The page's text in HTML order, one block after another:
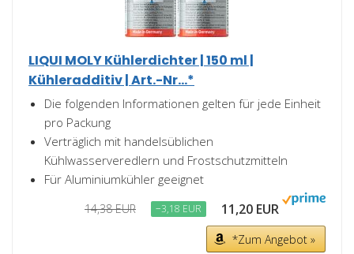
LIQUI MOLY Kühlerdichter | 150 ml |
Kühleradditiv | Art.-Nr...*
Die folgenden Informationen gelten für jede Einheit
pro Packung
Verträglich mit handelsüblichen
Kühlwasserveredlern und Frostschutzmitteln
Für Aluminiumkühler geeignet
14,38 EUR −3,18 EUR 11,20 EUR
*Zum Angebot »